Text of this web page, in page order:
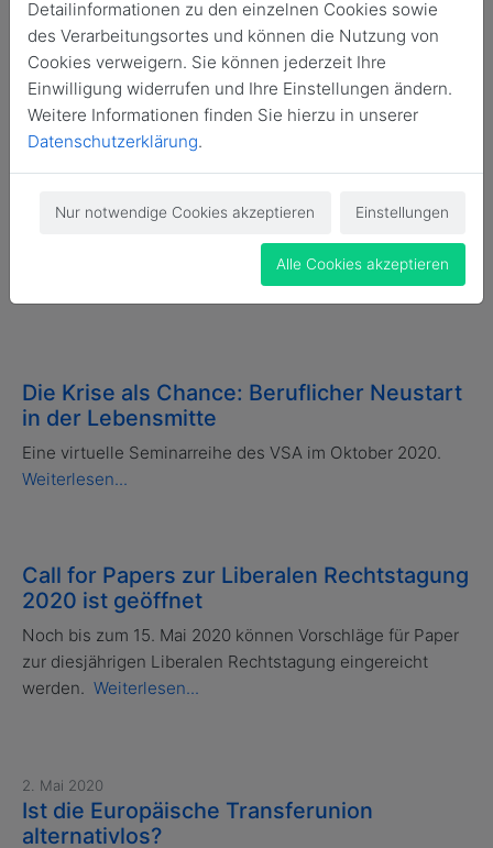
startet der Fachkreis Kunst & Kultur ins Frühjahr. Die
virtuelle Aufführung wird ergänzt durch eine inhaltliche
Einstimmung und einen anschließenden Austausch. Die
Initiative geht zurück auf Helena Bach, seit kurzem neue
Koordinatorin des Fachkreises.Weiterlesen...
18. Nov. 2020
Wie sehen wir „Hartz IV“-Empfänger? Von Alisha Morell
Die Krise als Chance: Beruflicher Neustart
in der Lebensmitte
Eine virtuelle Seminarreihe des VSA im Oktober 2020.
Weiterlesen...
Call for Papers zur Liberalen Rechtstagung
2020 ist geöffnet
Noch bis zum 15. Mai 2020 können Vorschläge für Paper
zur diesjährigen Liberalen Rechtstagung eingereicht
werden. Weiterlesen...
2. Mai 2020
Ist die Europäische Transferunion
alternativlos?
Detailinformationen zu den einzelnen Cookies sowie
des Verarbeitungsortes und können die Nutzung von
Cookies verweigern. Sie können jederzeit Ihre
Einwilligung widerrufen und Ihre Einstellungen ändern.
Weitere Informationen finden Sie hierzu in unserer
Datenschutzerklärung.
Nur notwendige Cookies akzeptieren Einstellungen
Alle Cookies akzeptieren